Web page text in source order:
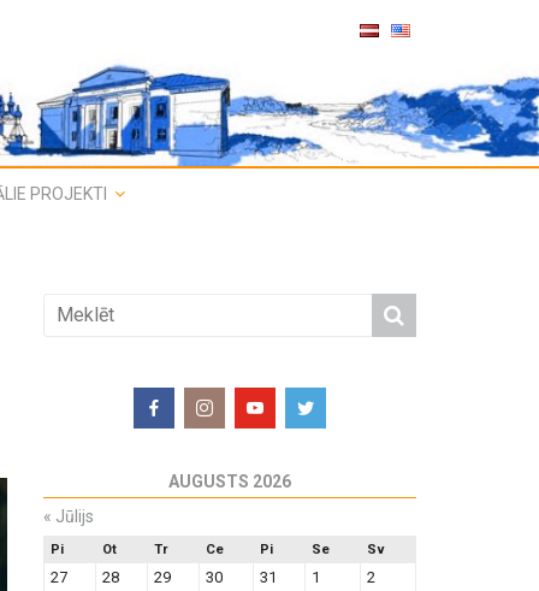
PROJEKTI
AUGUSTS 2026
« Jūlijs
Pi Ot Tr Ce Pi Se Sv
27 28 29 30 31 1
2